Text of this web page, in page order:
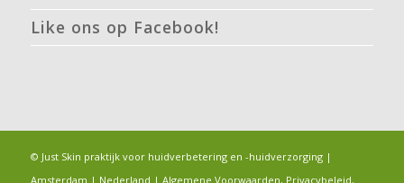
Like ons op Facebook!
© Just Skin praktijk voor huidverbetering en -huidverzorging |
Amsterdam | Nederland | Algemene Voorwaarden, Privacybeleid,